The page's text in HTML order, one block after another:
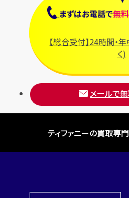
まずはお電話で無
【総合受付】24時間・
く)
メールで
ティファニーの買取専